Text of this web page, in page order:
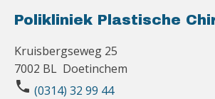
Polikliniek Plastische
Kruisbergseweg 25
7002 BL Doetinchem
phone (0314) 32 99 44